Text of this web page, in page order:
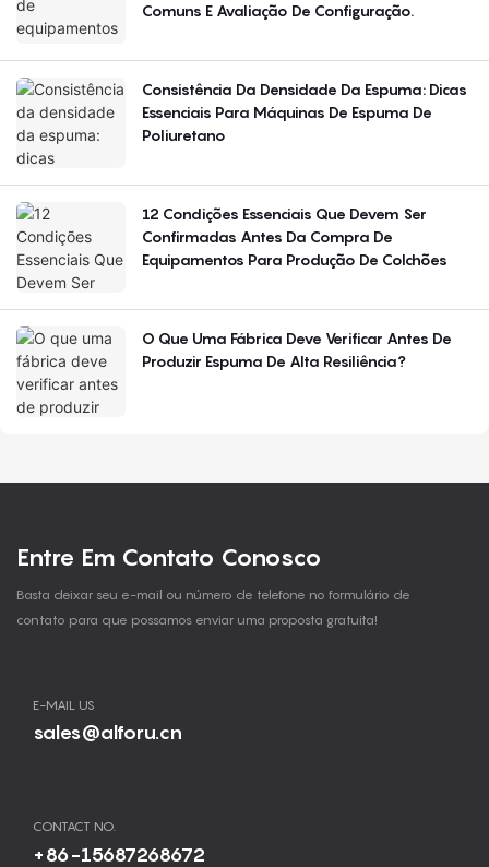
Comuns E Avaliação De Configuração.
Consistência Da Densidade Da Espuma: Dicas
Essenciais Para Máquinas De Espuma De
Poliuretano
12 Condições Essenciais Que Devem Ser
Confirmadas Antes Da Compra De
Equipamentos Para Produção De Colchões
O Que Uma Fábrica Deve Verificar Antes De
Produzir Espuma De Alta Resiliência?
Entre Em Contato Conosco
Basta deixar seu e-mail ou número de telefone no formulário de
contato para que possamos enviar uma proposta gratuita!
E-MAIL US
sales@alforu.cn
CONTACT NO.
+86-15687268672